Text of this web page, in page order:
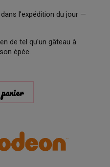
l’expédition du jour —
de tel qu'un gâteau à
épée.